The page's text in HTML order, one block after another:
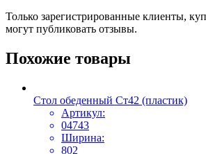
Только зарегистрированные клиенты,
могут публиковать отзывы.
Похожие товары
Стол обеденный Ст42 (пластик)
Артикул:
04743
Ширина:
802